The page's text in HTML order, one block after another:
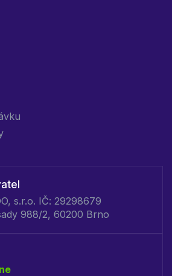
s.r.o. IČ: 29298679
988/2, 60200 Brno